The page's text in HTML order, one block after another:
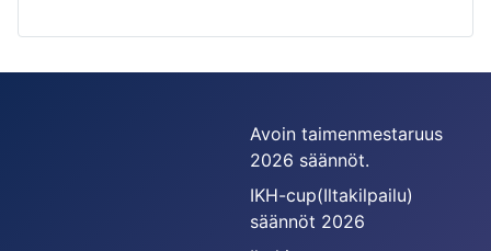
Avoin taimenmestaruus
2026 säännöt.
IKH-cup(Iltakilpailu)
säännöt 2026